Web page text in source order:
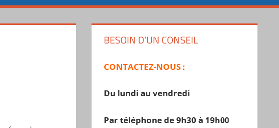
BESOIN D’UN CONSEIL
CONTACTEZ-NOUS :
Du lundi au vendredi
Par téléphone de 9h30 à 19h00